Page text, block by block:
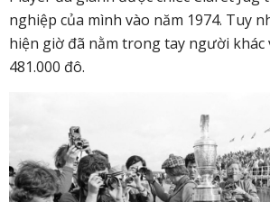
nghiệp của mình vào năm 1974. Tuy
hiện giờ đã nằm trong tay người khác
481.000 đô.